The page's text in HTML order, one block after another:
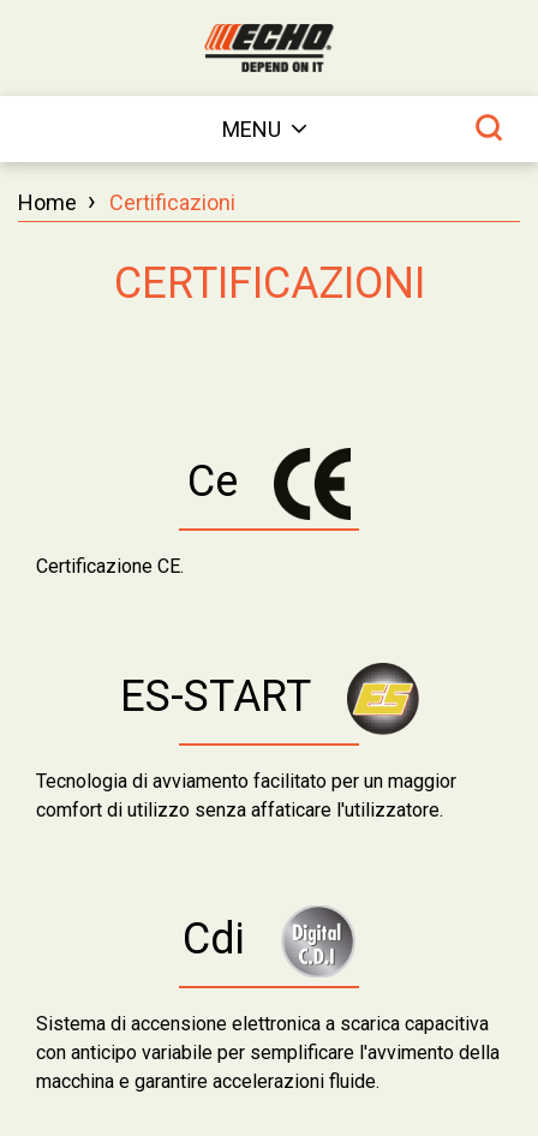
MENU
Home › Certificazioni
CERTIFICAZIONI
Ce
Certificazione CE.
ES-START
Tecnologia di avviamento facilitato per un maggior
comfort di utilizzo senza affaticare l'utilizzatore.
Cdi
Sistema di accensione elettronica a scarica capacitiva
con anticipo variabile per semplificare l'avvimento della
macchina e garantire accelerazioni fluide.